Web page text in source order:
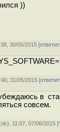
))
30/05/2015 [
31/05/2015 [
в
совсем.
ok), 11:07, 07/06/2015 [